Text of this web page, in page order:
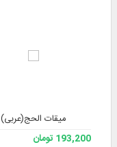
میقات الحج(عربی)
193,200 تومان